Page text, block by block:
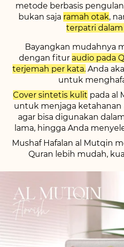
metode berbasis
bukan saja ramah otak,
terpatri
Bayangkan mudahnya
dengan fitur audio pada
terjemah per kata. Anda
untuk
Cover sintetis kulit pada al
untuk menjaga ketahanan
agar bisa digunakan
lama, hingga Anda
Mushaf Hafalan al Mutqin
Quran lebih mudah,